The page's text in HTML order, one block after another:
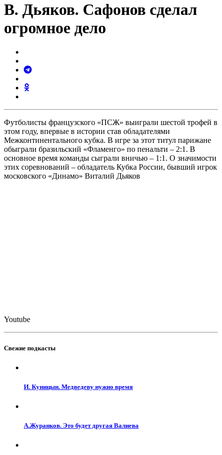
В. Дьяков. Сафонов сделал
огромное дело
Футболисты французского «ПСЖ» выиграли шестой трофей в
этом году, впервые в истории став обладателями
Межконтинентального кубка. В игре за этот титул парижане
обыграли бразильский «Фламенго» по пенальти – 2:1. В
основное время команды сыграли вничью – 1:1. О значимости
этих соревнований – обладатель Кубка России, бывший игрок
московского «Динамо» Виталий Дьяков
Youtube
Свежие подкасты
И. Куницын. Медведеву нужно время
А.Журанков. Это будет другая Валиева